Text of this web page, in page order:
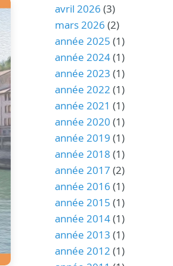
avril 2026 (3)
mars 2026 (2)
année 2025 (1)
année 2024(1)
année 2023 (1)
année 2022 (1)
année 2021 (1)
année 2020 (1)
année 2019 (1)
année 2018 (1)
année 2017 (2)
année 2016 (1)
année 2015 (1)
année 2014(1)
année 2013 (1)
année 2012 (1)